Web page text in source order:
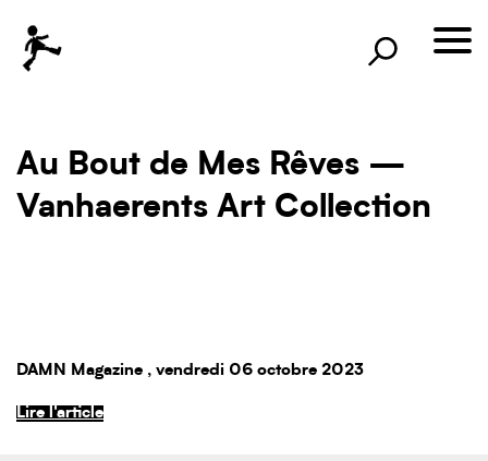
Rechercher ×
Au Bout de Mes Rêves —
Vanhaerents Art Collection
DAMN Magazine , vendredi 06 octobre 2023
Lire l'article